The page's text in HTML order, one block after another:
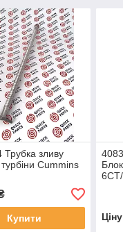
Трубка зливу
Cummins
Купити